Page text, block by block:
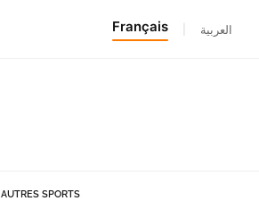
Français العربية
AUTRES SPORTS